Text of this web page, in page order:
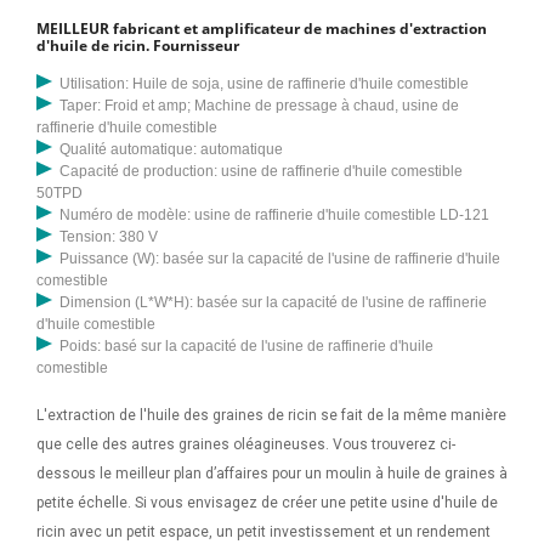
MEILLEUR fabricant et amplificateur de machines d'extraction
d'huile de ricin. Fournisseur
Utilisation: Huile de soja, usine de raffinerie d'huile comestible
Taper: Froid et amp; Machine de pressage à chaud, usine de
raffinerie d'huile comestible
Qualité automatique: automatique
Capacité de production: usine de raffinerie d'huile comestible
50TPD
Numéro de modèle: usine de raffinerie d'huile comestible LD-121
Tension: 380 V
Puissance (W): basée sur la capacité de l'usine de raffinerie d'huile
comestible
Dimension (L*W*H): basée sur la capacité de l'usine de raffinerie
d'huile comestible
Poids: basé sur la capacité de l'usine de raffinerie d'huile
comestible
L'extraction de l'huile des graines de ricin se fait de la même manière
que celle des autres graines oléagineuses. Vous trouverez ci-
dessous le meilleur plan d’affaires pour un moulin à huile de graines à
petite échelle. Si vous envisagez de créer une petite usine d'huile de
ricin avec un petit espace, un petit investissement et un rendement